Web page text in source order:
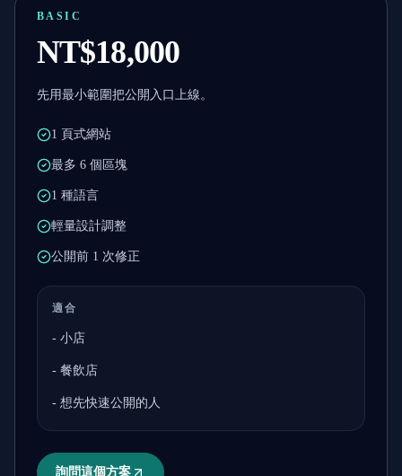
BASIC
NT$18,000
先用最小範圍把公開入口上線。
1 頁式網站
最多 6 個區塊
1 種語言
輕量設計調整
公開前 1 次修正
適合
- 小店
- 餐飲店
- 想先快速公開的人
詢問這個方案